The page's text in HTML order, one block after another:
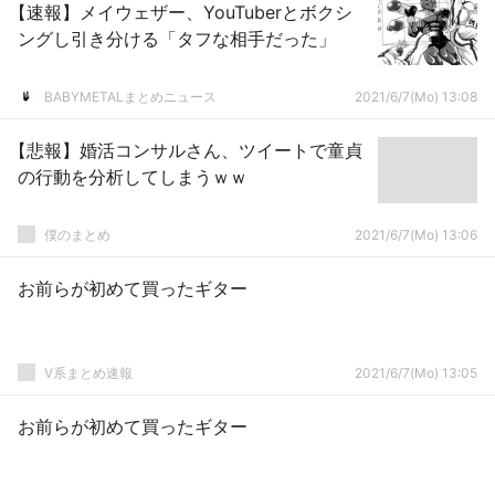
【速報】メイウェザー、YouTuberとボクシ
ングし引き分ける「タフな相手だった」
BABYMETALまとめニュース 2021/6/7(Mo) 13:08
【悲報】婚活コンサルさん、ツイートで童貞
の行動を分析してしまうｗｗ
僕のまとめ 2021/6/7(Mo) 13:06
お前らが初めて買ったギター
V系まとめ速報 2021/6/7(Mo) 13:05
お前らが初めて買ったギター